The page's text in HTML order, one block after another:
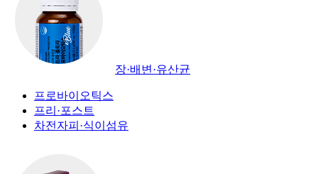
장·배변·유산균
프로바이오틱스
프리·포스트
차전자피·식이섬유